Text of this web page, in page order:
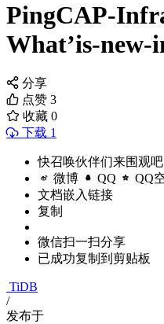
PingCAP-
What’is-
分享
点赞 3
收藏 0
下载 1
快召唤伙伴们来围观吧
微博 QQ QQ
文档嵌入链接
复制
微信扫一扫分享
已成功复制到剪贴板
TiDB
/
发布于